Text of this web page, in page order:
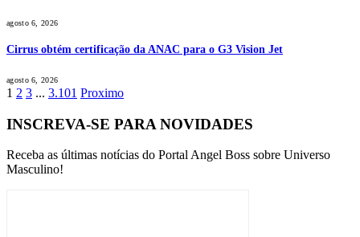
agosto 6, 2026
Cirrus obtém certificação da ANAC para o G3 Vision Jet
agosto 6, 2026
1 2 3 ... 3.101 Proximo
INSCREVA-SE PARA NOVIDADES
Receba as últimas notícias do Portal Angel Boss sobre Universo
Masculino!